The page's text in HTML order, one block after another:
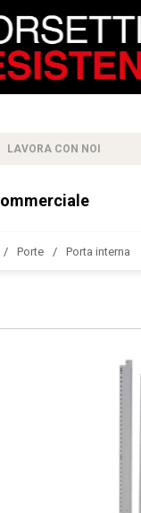
LAVORA CON NOI
Porte Porta interna